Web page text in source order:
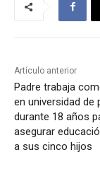
Artículo anterior
Padre trabaja
en universidad de
durante 18 años
asegurar
a sus cinco hijos